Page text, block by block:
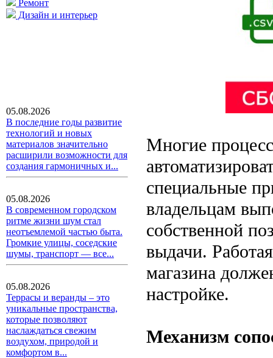
Ремонт
Дизайн и интерьер
05.08.2026
В последние годы развитие
технологий и новых
материалов значительно
расширили возможности для
создания гармоничных и...
05.08.2026
В современном городском
ритме жизни шум стал
неотъемлемой частью быта.
Громкие улицы, соседские
шумы, транспорт — все...
05.08.2026
Террасы и веранды – это
уникальные пространства,
которые позволяют
наслаждаться свежим
воздухом, природой и
комфортом в...
Многие
специальные
владельцам
собственной
выдачи.
магазина
настройке.
Механизм